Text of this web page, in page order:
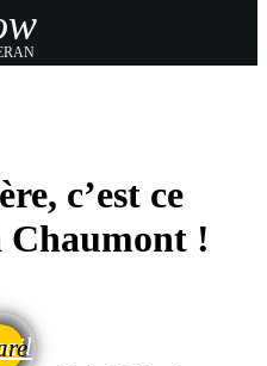
c’est ce
Chaumont !